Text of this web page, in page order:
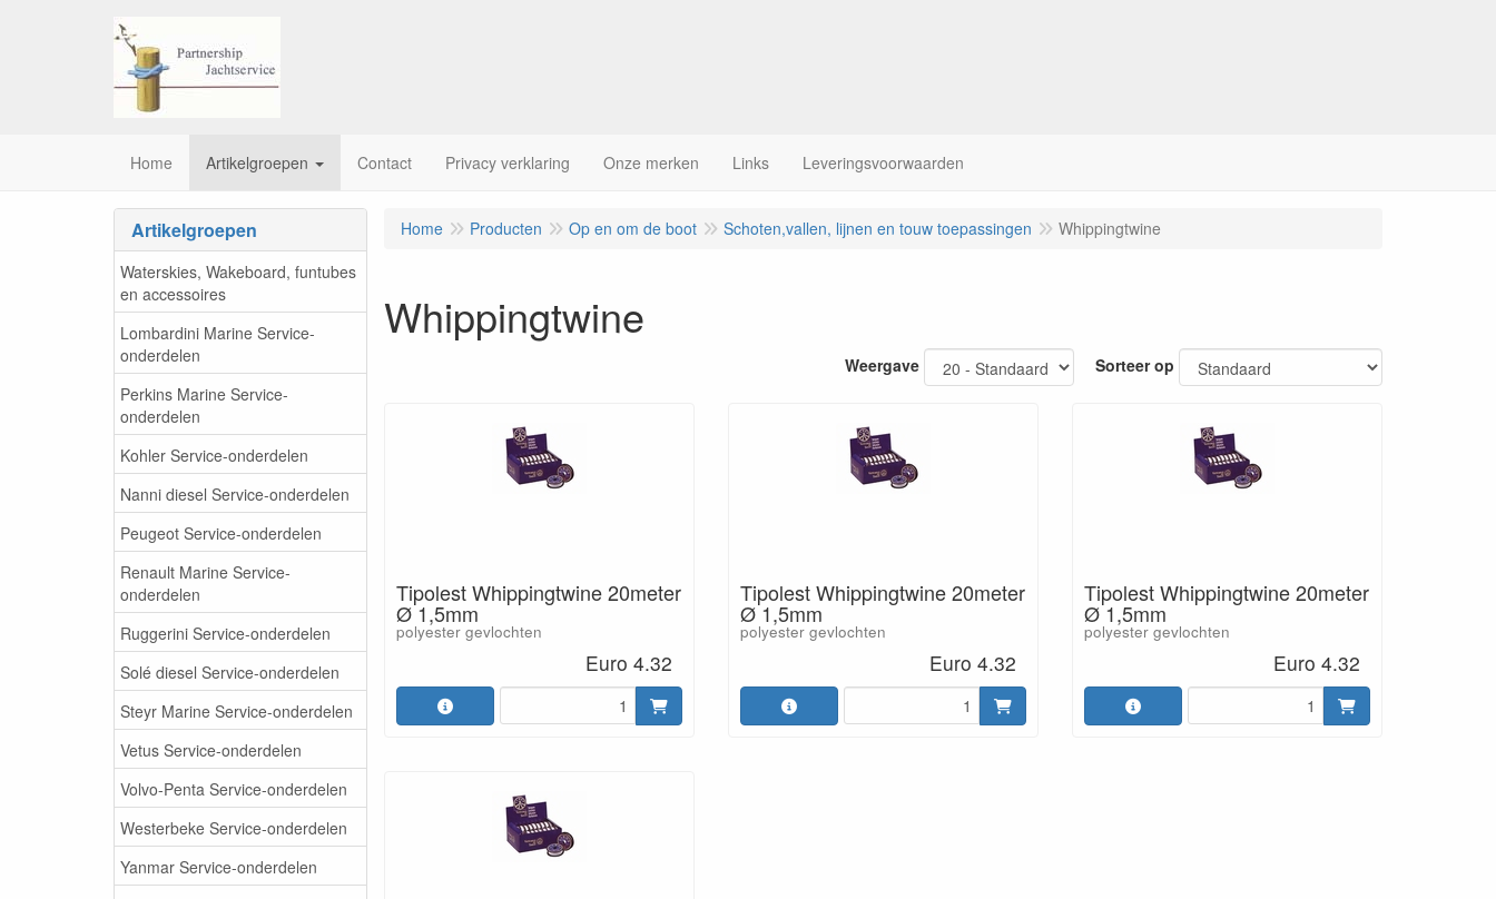
Home Artikelgroepen Contact Privacy verklaring Onze merken Links Leveringsvoorwaarden
Artikelgroepen
Waterskies, Wakeboard, funtubes
en accessoires
Lombardini Marine Service-
onderdelen
Perkins Marine Service-
onderdelen
Kohler Service-onderdelen
Nanni diesel Service-onderdelen
Peugeot Service-onderdelen
Renault Marine Service-
onderdelen
Ruggerini Service-onderdelen
Solé diesel Service-onderdelen
Steyr Marine Service-onderdelen
Vetus Service-onderdelen
Volvo-Penta Service-onderdelen
Westerbeke Service-onderdelen
Yanmar Service-onderdelen
Home Producten Op en om de boot Schoten,vallen, lijnen en touw toepassingen Whippingtwine
Whippingtwine
Weergave Sorteer op
Tipolest Whippingtwine 20meter
Ø 1,5mm
polyester gevlochten
Euro 4.32
Tipolest Whippingtwine 20meter
Ø 1,5mm
polyester gevlochten
Euro 4.32
Tipolest Whippingtwine 20meter
Ø 1,5mm
polyester gevlochten
Euro 4.32